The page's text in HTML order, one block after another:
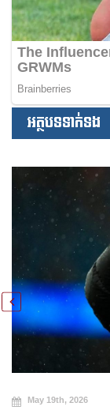
អត្ថបទទាក់ទង
May 19th, 2026